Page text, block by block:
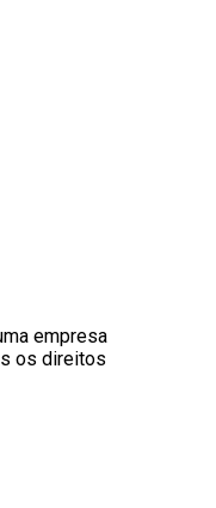
empresa
os direitos